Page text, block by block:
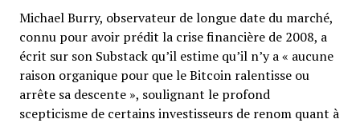
Michael Burry, observateur de longue date du marché,
connu pour avoir prédit la crise financière de 2008, a
écrit sur son Substack qu’il estime qu’il n’y a « aucune
raison organique pour que le Bitcoin ralentisse ou
arrête sa descente », soulignant le profond
scepticisme de certains investisseurs de renom quant à